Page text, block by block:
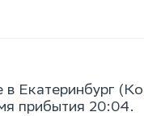
в Екатеринбург
прибытия 20:04.